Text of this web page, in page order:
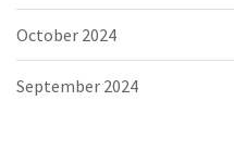
October 2024
September 2024